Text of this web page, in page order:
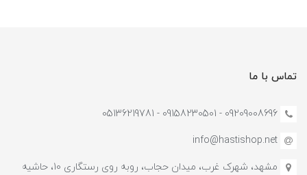
تماس با ما
09209008696 - 09158230501 - 05136219781
info@hastishop.net
مشهد، شهرک غرب، میدان حجاب، روبه روی رستگاری 10، حاشیه